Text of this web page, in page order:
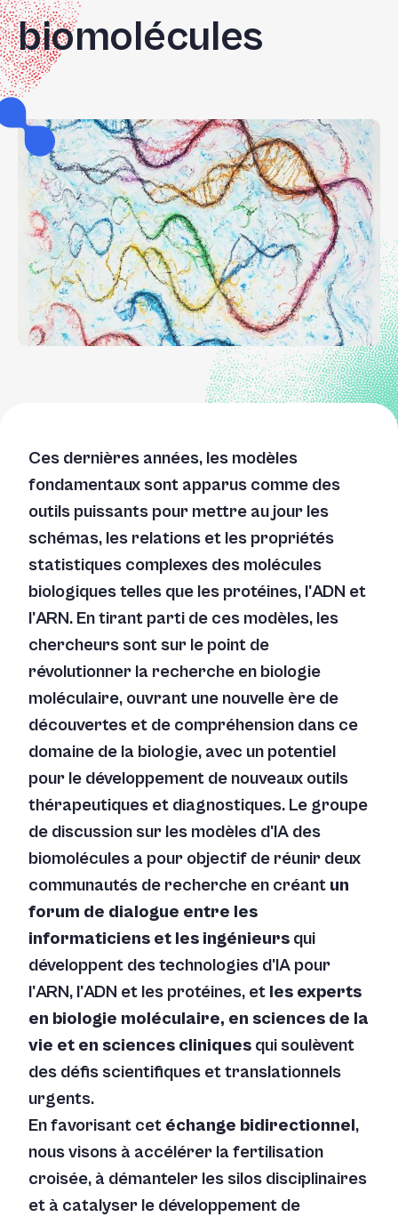
biomolécules
Ces dernières années, les modèles
fondamentaux sont apparus comme des
outils puissants pour mettre au jour les
schémas, les relations et les propriétés
statistiques complexes des molécules
biologiques telles que les protéines, l'ADN et
l'ARN. En tirant parti de ces modèles, les
chercheurs sont sur le point de
révolutionner la recherche en biologie
moléculaire, ouvrant une nouvelle ère de
découvertes et de compréhension dans ce
domaine de la biologie, avec un potentiel
pour le développement de nouveaux outils
thérapeutiques et diagnostiques. Le groupe
de discussion sur les modèles d'IA des
biomolécules a pour objectif de réunir deux
communautés de recherche en créant un
forum de dialogue entre les
informaticiens et les ingénieurs qui
développent des technologies d'IA pour
l'ARN, l'ADN et les protéines, et les experts
en biologie moléculaire, en sciences de la
vie et en sciences cliniques qui soulèvent
des défis scientifiques et translationnels
urgents.
En favorisant cet échange bidirectionnel,
nous visons à accélérer la fertilisation
croisée, à démanteler les silos disciplinaires
et à catalyser le développement de